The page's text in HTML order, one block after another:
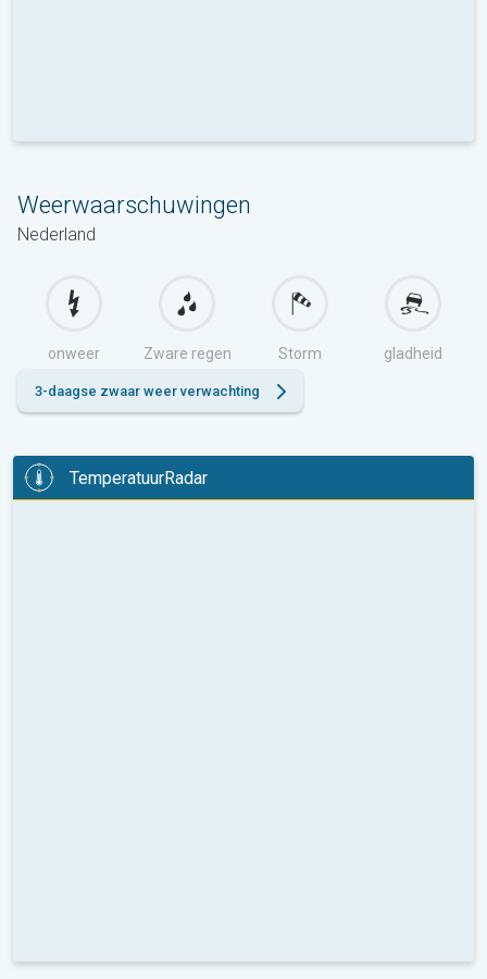
Weerwaarschuwingen
Nederland
onweer Zware regen Storm gladheid
3-daagse zwaar weer verwachting
TemperatuurRadar